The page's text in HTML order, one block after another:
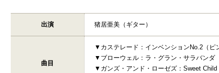
出演 猪居亜美（ギター）
曲目
▼カステレード：インベンションNo.2（ピ
▼ブローウェル：ラ・グラン・サラバンダ
▼ガンズ・アンド・ローゼズ：Sweet Child